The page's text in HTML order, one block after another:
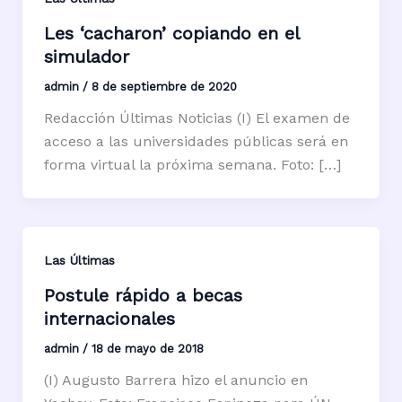
Les ‘cacharon’ copiando en el
simulador
admin / 8 de septiembre de 2020
Redacción Últimas Noticias (I) El examen de
acceso a las universidades públicas será en
forma virtual la próxima semana. Foto: […]
Las Últimas
Postule rápido a becas
internacionales
admin / 18 de mayo de 2018
(I) Augusto Barrera hizo el anuncio en